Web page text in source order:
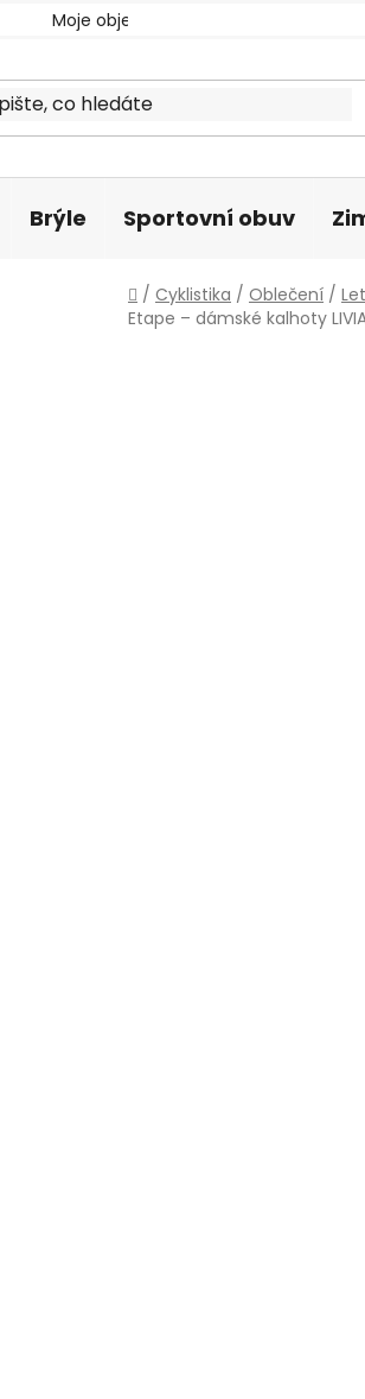
Moje objednávka
Brýle Sportovní obuv
Domů
/ Cyklistika / Oblečení /
Etape – dámské kalhoty